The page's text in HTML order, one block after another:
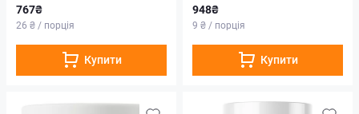
767₴
26 ₴ / порція
Купити
948₴
9 ₴ / порція
Купити